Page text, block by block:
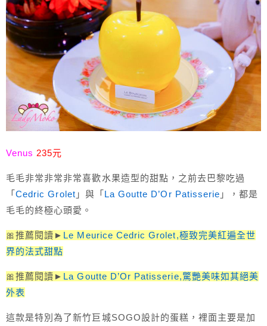
Venus 235元
毛毛非常非常非常喜歡水果造型的甜點，之前去巴黎吃過
「Cedric Grolet 」與「 La Goutte D’Or Patisserie 」，都是
毛毛的終極心頭愛。
🎀推薦閱讀► Le Meurice Cedric Grolet,極致完美紅遍全世
界的法式甜點
🎀推薦閱讀► La Goutte D’Or Patisserie,驚艷美味如其絕美
外表
這款是特別為了新竹巨城SOGO設計的蛋糕，裡面主要是加